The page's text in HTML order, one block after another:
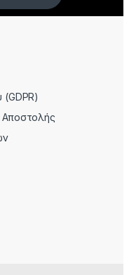
(GDPR)